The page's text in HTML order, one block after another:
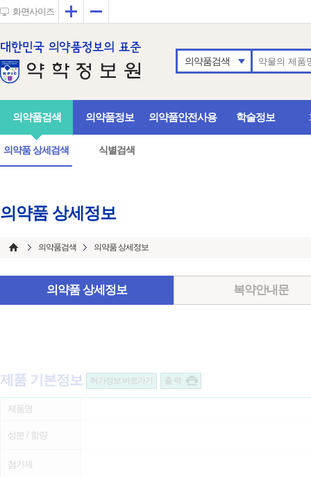
화면사이즈 확대
의약품검색
의약품검색
의약품 상세검색 식별검색
의약품정보 의약품안전사용 학술정보
의약품 상세정보
의약품검색 의약품 상세정보
의약품 상세정보 복약안내문
제품 기본정보 허가정보 바로가기 출 력
제품명
성분 / 함량
첨가제